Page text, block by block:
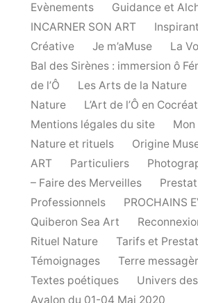
Evènements
Guidance et
INCARNER SON ART
Créative
Je m’aMuse La
Bal des Sirènes : immersion ô
de l’Ô
Les Arts de la Nature
Nature
L’Art de l’Ô en
Mentions légales du site
Nature et rituels
Origine
ART
Particuliers
– Faire des Merveilles
Professionnels
PROCHAINS
Quiberon Sea Art
Rituel Nature
Tarifs et
Témoignages
Terre
Textes poétiques
Univers
Avalon du 01-04 Mai 2020